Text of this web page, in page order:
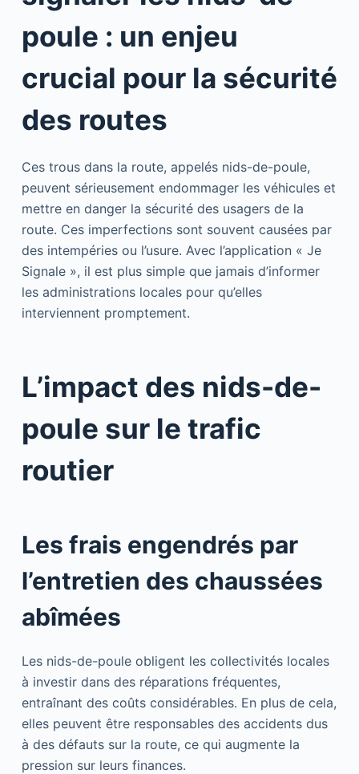
poule : un enjeu
crucial pour la sécurité
des routes
Ces trous dans la route, appelés nids-de-poule,
peuvent sérieusement endommager les véhicules et
mettre en danger la sécurité des usagers de la
route. Ces imperfections sont souvent causées par
des intempéries ou l’usure. Avec l’application « Je
Signale », il est plus simple que jamais d’informer
les administrations locales pour qu’elles
interviennent promptement.
L’impact des nids-de-
poule sur le trafic
routier
Les frais engendrés par
l’entretien des chaussées
abîmées
Les nids-de-poule obligent les collectivités locales
à investir dans des réparations fréquentes,
entraînant des coûts considérables. En plus de cela,
elles peuvent être responsables des accidents dus
à des défauts sur la route, ce qui augmente la
pression sur leurs finances.